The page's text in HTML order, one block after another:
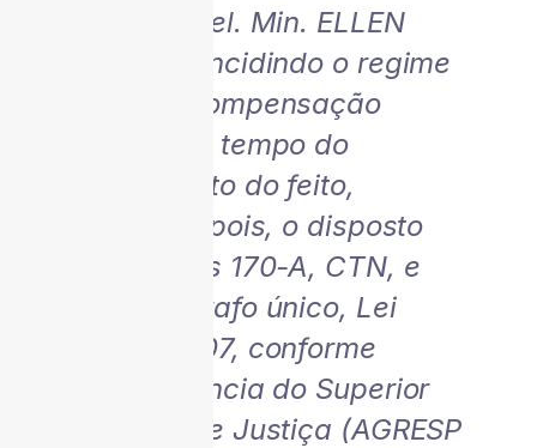
566.621, Rel. Min. ELLEN
GRACIE); incidindo o regime
legal de compensação
vigente ao tempo do
ajuizamento do feito,
incluindo, pois, o disposto
nos artigos 170-A, CTN, e
26, parágrafo único, Lei
11.457/2007, conforme
jurisprudência do Superior
Tribunal de Justiça (AGRESP